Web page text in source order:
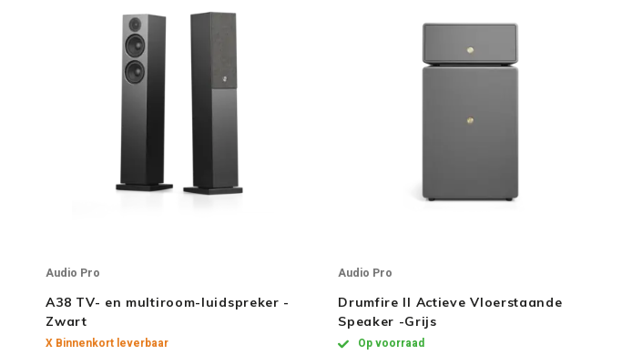
Audio Pro
A38 TV- en multiroom-luidspreker -
Zwart
X Binnenkort leverbaar
Audio Pro
Drumfire II Actieve Vloerstaande
Speaker -Grijs
Op voorraad